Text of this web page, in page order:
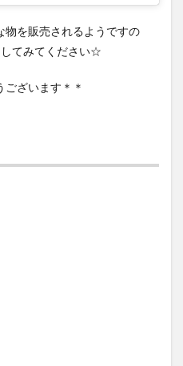
物を販売されるようですの
てみてください☆
ざいます＊＊